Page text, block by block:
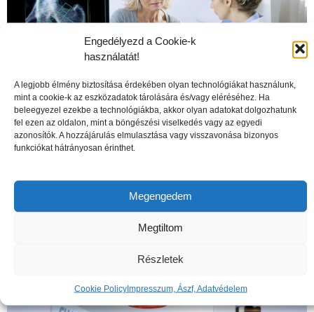
Engedélyezd a Cookie-k
használatát!
A legjobb élmény biztosítása érdekében olyan technológiákat használunk,
mint a cookie-k az eszközadatok tárolására és/vagy eléréséhez. Ha
beleegyezel ezekbe a technológiákba, akkor olyan adatokat dolgozhatunk
fel ezen az oldalon, mint a böngészési viselkedés vagy az egyedi
azonosítók. A hozzájárulás elmulasztása vagy visszavonása bizonyos
funkciókat hátrányosan érinthet.
Megengedem
Megtiltom
Részletek
Cookie PolicyImpresszum, Ászf, Adatvédelem
A csontritkulás veszélyei